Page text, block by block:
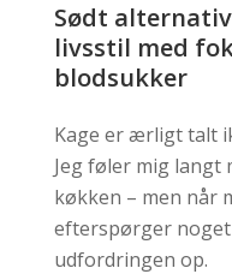
Sødt
livsstil med
blodsukker
Kage er ærligt talt
Jeg føler mig langt
køkken – men når
efterspørger noget
udfordringen op.